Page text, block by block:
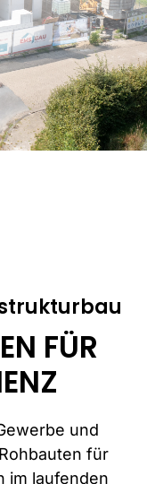
FÜR
und
für
im laufenden